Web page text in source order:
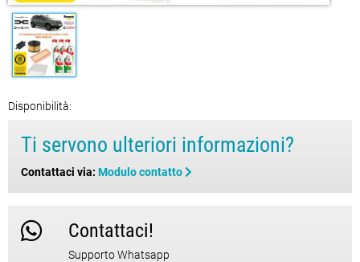
Disponibilità:
Ti servono ulteriori informazioni?
Contattaci via: Modulo contatto
Contattaci!
Supporto Whatsapp